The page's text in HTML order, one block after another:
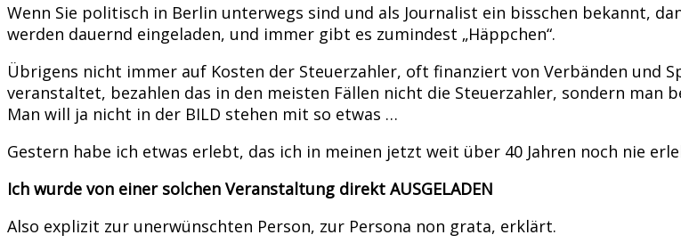
Wenn Sie politisch in Berlin unterwegs sind und als Journalist ein bisschen bekannt,
werden dauernd eingeladen, und immer gibt es zumindest „Häppchen“.
Übrigens nicht immer auf Kosten der Steuerzahler, oft finanziert von Verbänden und
veranstaltet, bezahlen das in den meisten Fällen nicht die Steuerzahler, sondern man
Man will ja nicht in der BILD stehen mit so etwas …
Gestern habe ich etwas erlebt, das ich in meinen jetzt weit über 40 Jahren noch nie
Ich wurde von einer solchen Veranstaltung direkt AUSGELADEN
Also explizit zur unerwünschten Person, zur Persona non grata, erklärt.